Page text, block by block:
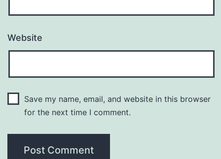
Website
Save my name, email, and website in this browser
for the next time I comment.